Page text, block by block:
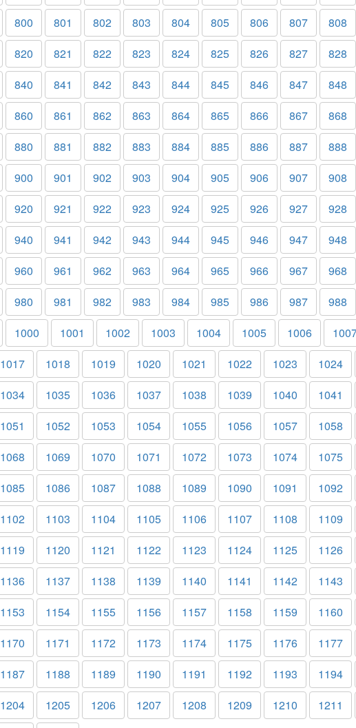
800 801 802 803 804 805 806 807
808
820 821 822 823 824 825 826 827
828
840 841 842 843 844 845 846 847
848
860 861 862 863 864 865 866 867
868
880 881 882 883 884 885 886 887
888
900 901 902 903 904 905 906 907
908
920 921 922 923 924 925 926 927
928
940 941 942 943 944 945 946 947
948
960 961 962 963 964 965 966 967
968
980 981 982 983 984 985 986 987
988
1000 1001 1002 1003 1004 1005 1006
1017 1018 1019 1020 1021 1022 1023
1024
1034 1035 1036 1037 1038 1039 1040
1041
1051 1052 1053 1054 1055 1056 1057
1058
1068 1069 1070 1071 1072 1073 1074
1075
1085 1086 1087 1088 1089 1090 1091
1092
1102 1103 1104 1105 1106 1107 1108
1109
1119 1120 1121 1122 1123 1124 1125
1126
1136 1137 1138 1139 1140 1141 1142
1143
1153 1154 1155 1156 1157 1158 1159
1160
1170 1171 1172 1173 1174 1175 1176
1177
1187 1188 1189 1190 1191 1192 1193
1194
1204 1205 1206 1207 1208 1209 1210
1211